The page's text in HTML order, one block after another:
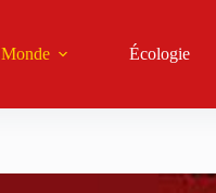
Monde Écologie